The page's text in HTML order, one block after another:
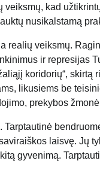
veiksmų, kad
nusikalstamą
realių veiksmų.
ir represijas
koridorių“,
likusiems be
prekybos
laisvę. Jų
gyvenimą.